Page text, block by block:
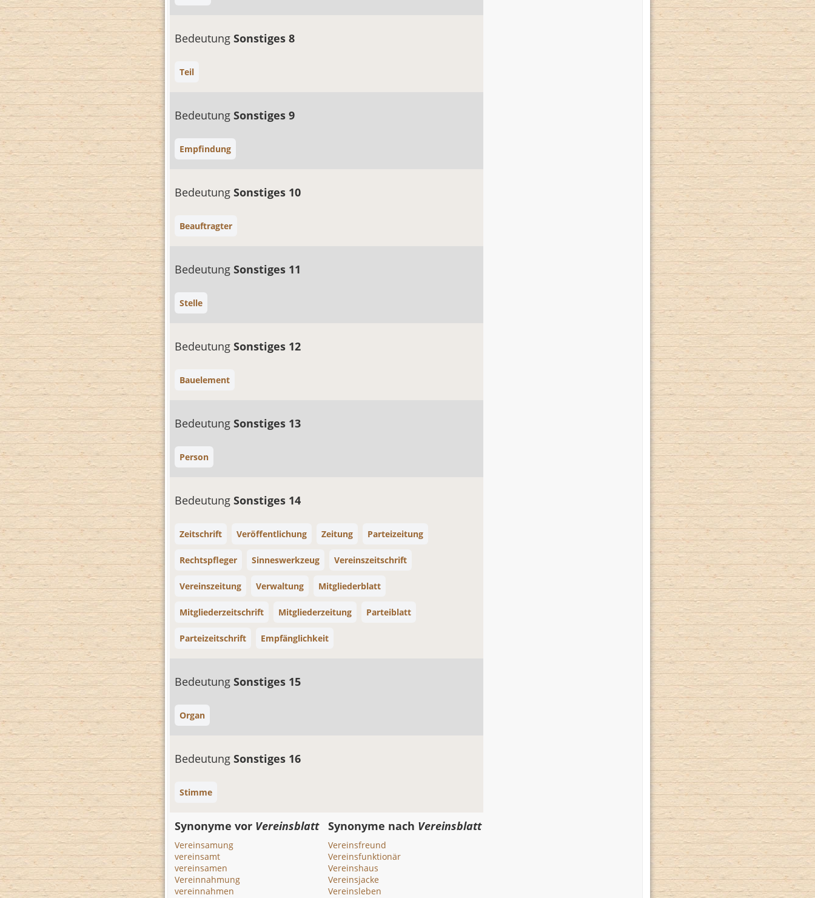
Bedeutung Sonstiges 8
Teil
Bedeutung Sonstiges 9
Empfindung
Bedeutung Sonstiges 10
Beauftragter
Bedeutung Sonstiges 11
Stelle
Bedeutung Sonstiges 12
Bauelement
Bedeutung Sonstiges 13
Person
Bedeutung Sonstiges 14
Zeitschrift Veröffentlichung Zeitung Parteizeitung
Rechtspfleger Sinneswerkzeug Vereinszeitschrift
Vereinszeitung Verwaltung Mitgliederblatt
Mitgliederzeitschrift Mitgliederzeitung Parteiblatt
Parteizeitschrift Empfänglichkeit
Bedeutung Sonstiges 15
Organ
Bedeutung Sonstiges 16
Stimme
Synonyme vor Vereinsblatt
Vereinsamung
vereinsamt
vereinsamen
Vereinnahmung
vereinnahmen
Synonyme nach Vereinsblatt
Vereinsfreund
Vereinsfunktionär
Vereinshaus
Vereinsjacke
Vereinsleben